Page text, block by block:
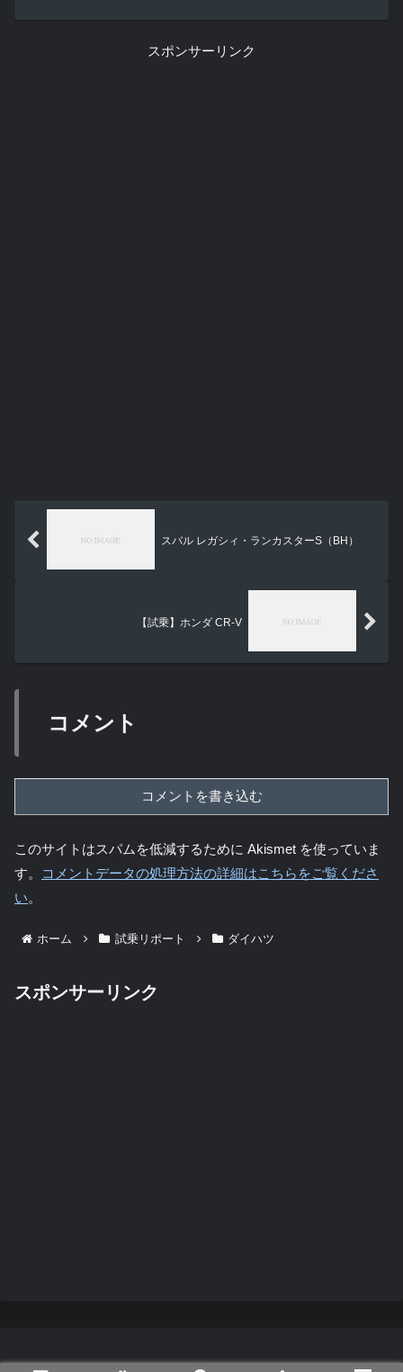
スポンサーリンク
スバル レガシィ・ランカスターS（BH）
【試乗】ホンダ CR-V
コメント
コメントを書き込む
このサイトはスパムを低減するために Akismet を使っていま
す。
コメントデータの処理方法の詳細はこちらをご覧くださ
い。
ホーム 試乗リポート ダイハツ
スポンサーリンク